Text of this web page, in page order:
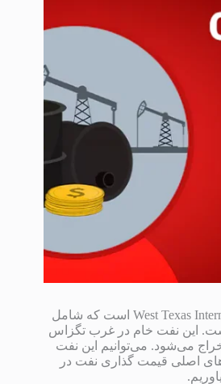
WTI مخفف عبارت West Texas Intermediate است که شامل
این نفت خام در غرب تگزاس
می‌شود. می‌توانیم این نفت
اصلی قیمت گذاری نفت در